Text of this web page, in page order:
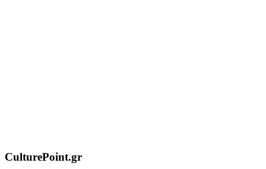
CulturePoint.gr